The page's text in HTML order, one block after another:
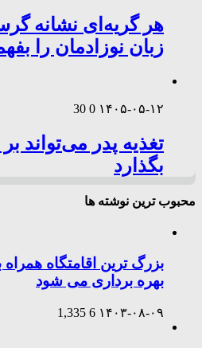
هر گریه‌ای نشانه
زبان نوزادمان را
۱۴۰۵-۰۵-۱۲ 0
30
تغذیه پدر می‌تواند بر
بگذارد
محبوب ترین نوشته ها
بزرگ ترین اقامتگاه
بهره برداری می شود
۱۴۰۳-۰۸-۰۹ 6
1,335